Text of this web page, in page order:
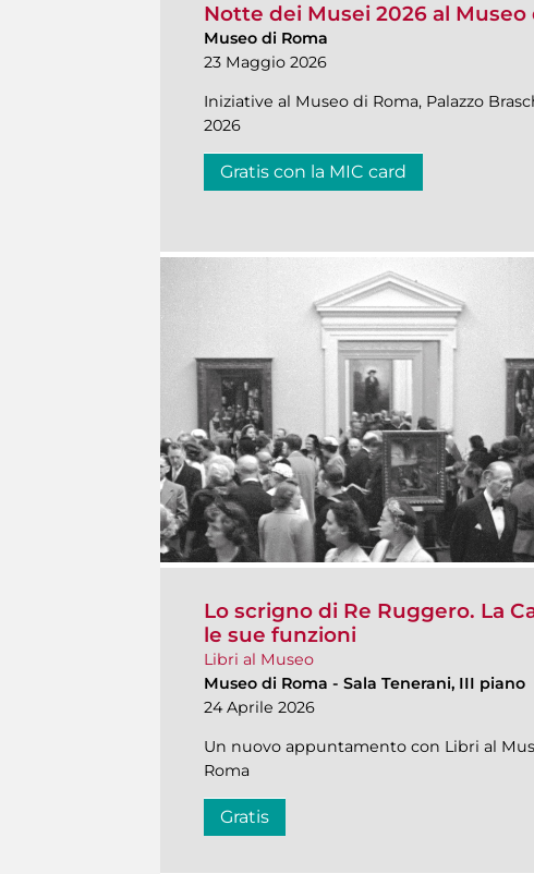
Notte dei Musei 2026 al Museo
Museo di Roma
23 Maggio 2026
Iniziative al Museo di Roma, Palazzo
2026
Gratis con la MIC card
Lo scrigno di Re Ruggero. La
le sue funzioni
Libri al Museo
Museo di Roma - Sala Tenerani, III piano
24 Aprile 2026
Un nuovo appuntamento con Libri al
Roma
Gratis